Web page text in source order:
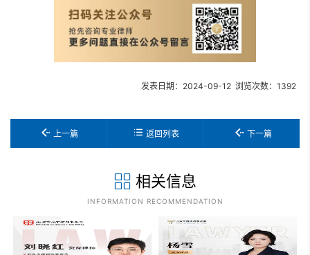
发表日期：2024-09-12 浏览次数：1392
上一篇 返回列表 下一篇
相关信息
INFORMATION RECOMMENDATION